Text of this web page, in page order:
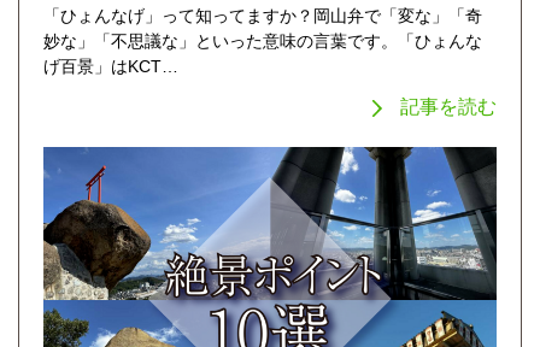
「ひょんなげ」って知ってますか？岡山弁で「変な」「奇
妙な」「不思議な」といった意味の言葉です。「ひょんな
げ百景」はKCT…
記事を読む